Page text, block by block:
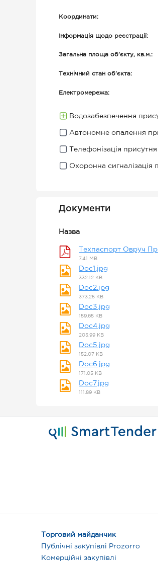
Координати:
Інформація щодо реєстрації:
Загальна площа об'єкту, кв.м.:
Технічний стан об'єкта:
Електромережа:
Водозабезпечення
Автономне опалення
Телефонізація присутня
Охоронна сигналізація
Документи
Назва
Техпаспорт Овруч
7.41 MB
Doc1.jpg
332.12 KB
Doc2.jpg
373.25 KB
Doc3.jpg
159.65 KB
Doc4.jpg
205.99 KB
Doc5.jpg
152.07 KB
Doc6.jpg
171.05 KB
Doc7.jpg
111.89 KB
Торговий майданчик
Публічні закупівлі Prozorro
Комерційні закупівлі